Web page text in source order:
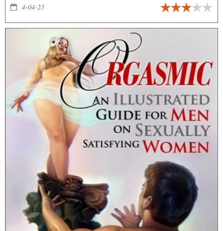
читать историю месяца, в котором вы пришли в этот мир.
4-04-23